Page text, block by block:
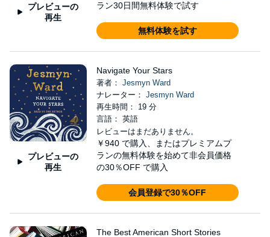
プレビューの
再生
ラン30日間無料体験で試す
無料体験を試す
プレビューの
再生
Navigate Your Stars
著者： Jesmyn Ward
ナレーター： Jesmyn Ward
再生時間： 19 分
言語： 英語
レビューはまだありません。
￥940 で購入、またはプレミアムプ
ランの無料体験を始めて非会員価格
の30％OFF で購入
会員登録で30％OFF
The Best American Short Stories